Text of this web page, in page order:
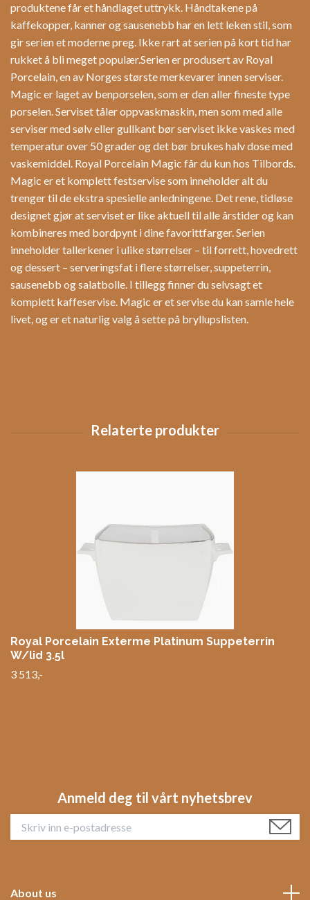
produktene får et håndlaget uttrykk. Håndtakene på
kaffekopper, kanner og sausenebb har en lett leken stil, som
gir serien et moderne preg. Ikke rart at serien på kort tid har
rukket å bli meget populær.Serien er produsert av Royal
Porcelain, en av Norges største merkevarer innen serviser.
Magic er laget av benporselen, som er den aller fineste type
porselen. Serviset tåler oppvaskmaskin, men som med alle
serviser med sølv eller gullkant bør serviset ikke vaskes med
temperatur over 50 grader og det bør brukes halv dose med
vaskemiddel. Royal Porcelain Magic får du kun hos Tilbords.
Magic er et komplett festservise som inneholder alt du
trenger til de ekstra spesielle anledningene. Det rene, tidløse
designet gjør at serviset er like aktuell til alle årstider og kan
kombineres med bordpynt i dine favorittfarger. Serien
inneholder tallerkener i ulike størrelser – til forrett, hovedrett
og dessert – serveringsfat i flere størrelser, suppeterrin,
sausenebb og salatbolle. I tillegg finner du selvsagt et
komplett kaffeservise. Magic er et servise du kan samle hele
livet, og er et naturlig valg å sette på bryllupslisten.
Royal Porcelain Exterme Platinum Suppeterrin
W/lid 3.5l
3 513,-
Anmeld deg til vårt nyhetsbrev
About us